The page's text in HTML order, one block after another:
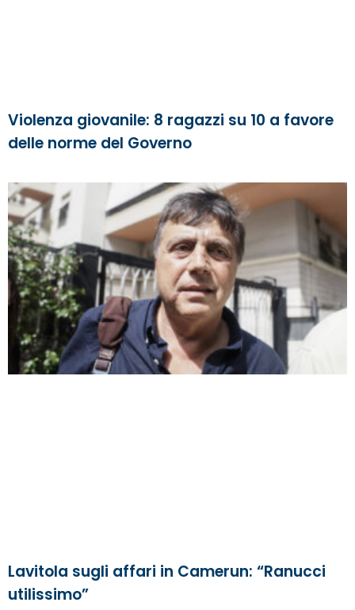
Violenza giovanile: 8 ragazzi su 10 a favore
delle norme del Governo
Lavitola sugli affari in Camerun: “Ranucci
utilissimo”